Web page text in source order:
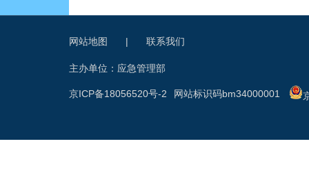
网站地图 | 联系我们
主办单位：应急管理部
网站标识码bm34000001
京ICP备18056520号-2